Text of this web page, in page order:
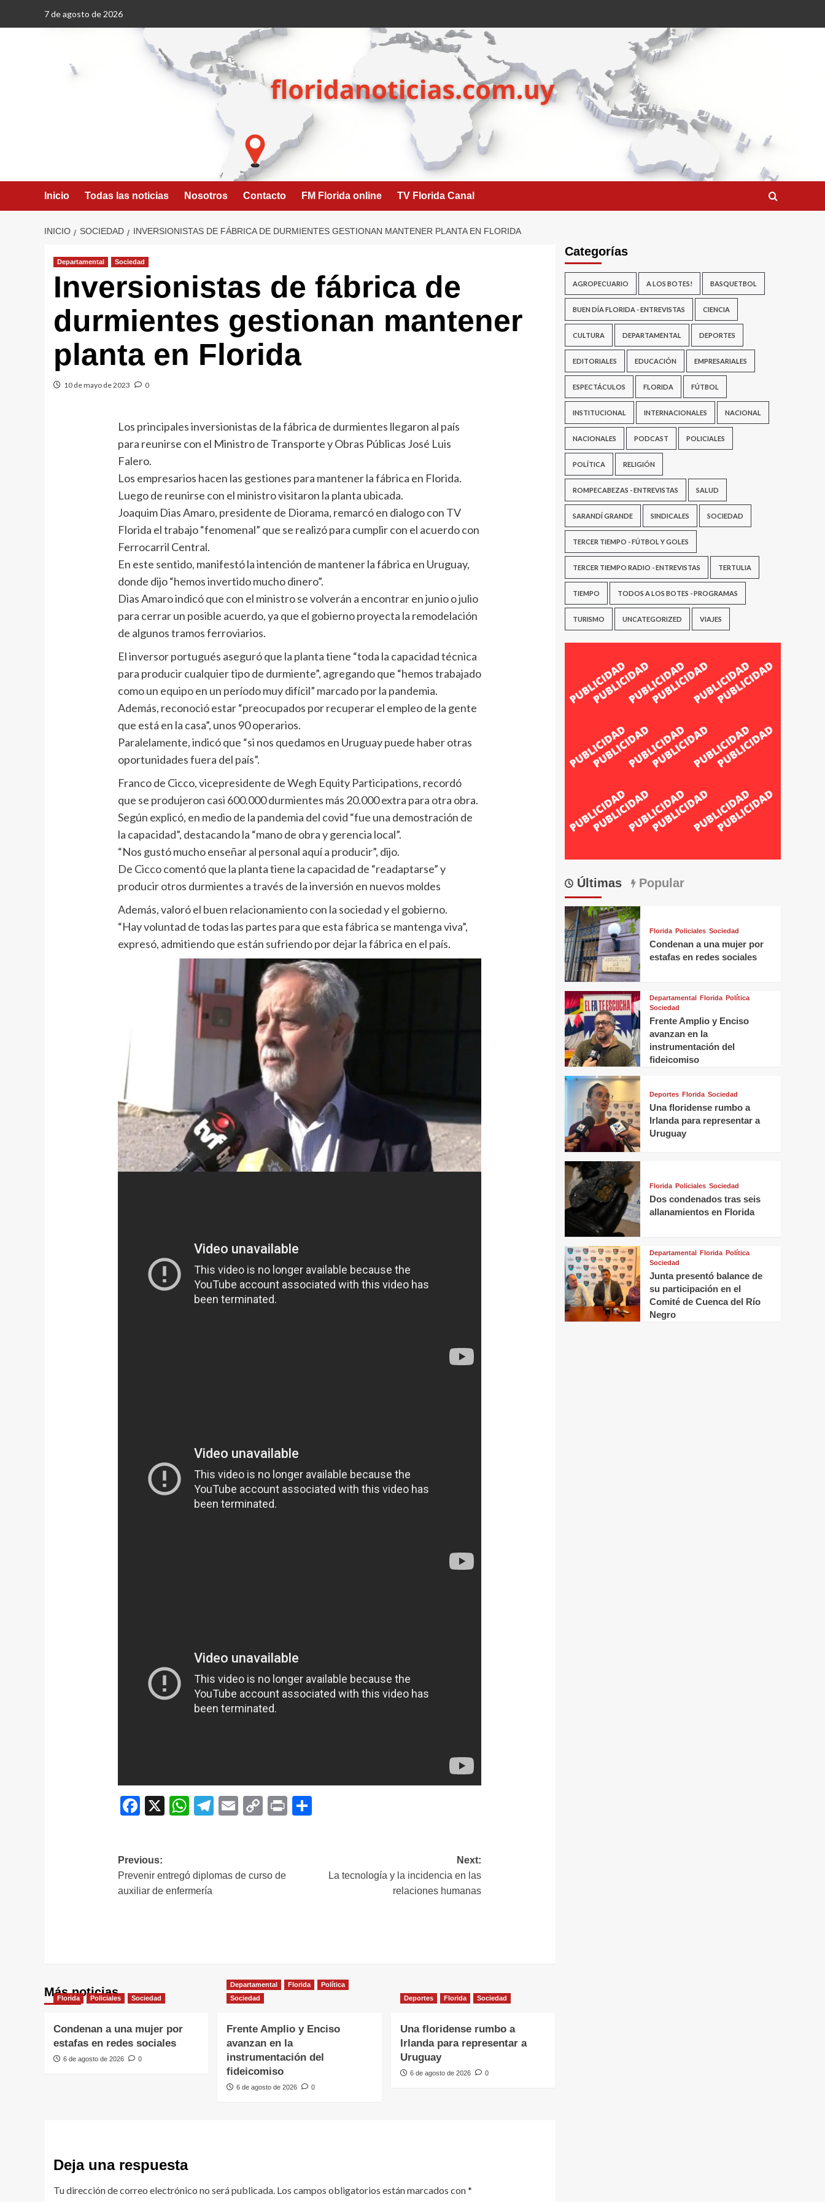
7 de agosto de 2026
Inicio Todas las noticias Nosotros Contacto FM Florida online TV Florida Canal
INICIO SOCIEDAD INVERSIONISTAS DE FÁBRICA DE DURMIENTES GESTIONAN MANTENER PLANTA EN FLORIDA
Departamental Sociedad
Inversionistas de fábrica de
durmientes gestionan mantener
planta en Florida
10 de mayo de 2023 0
Los principales inversionistas de la fábrica de durmientes llegaron al país
para reunirse con el Ministro de Transporte y Obras Públicas José Luis
Falero.
Los empresarios hacen las gestiones para mantener la fábrica en Florida.
Luego de reunirse con el ministro visitaron la planta ubicada.
Joaquim Dias Amaro, presidente de Diorama, remarcó en dialogo con TV
Florida el trabajo “fenomenal” que se realizó para cumplir con el acuerdo con
Ferrocarril Central.
En este sentido, manifestó la intención de mantener la fábrica en Uruguay,
donde dijo “hemos invertido mucho dinero”.
Dias Amaro indicó que con el ministro se volverán a encontrar en junio o julio
para cerrar un posible acuerdo, ya que el gobierno proyecta la remodelación
de algunos tramos ferroviarios.
El inversor portugués aseguró que la planta tiene “toda la capacidad técnica
para producir cualquier tipo de durmiente”, agregando que “hemos trabajado
como un equipo en un período muy difícil” marcado por la pandemia.
Además, reconoció estar “preocupados por recuperar el empleo de la gente
que está en la casa”, unos 90 operarios.
Paralelamente, indicó que “si nos quedamos en Uruguay puede haber otras
oportunidades fuera del país”.
Franco de Cicco, vicepresidente de Wegh Equity Participations, recordó
que se produjeron casi 600.000 durmientes más 20.000 extra para otra obra.
Según explicó, en medio de la pandemia del covid “fue una demostración de
la capacidad”, destacando la “mano de obra y gerencia local”.
“Nos gustó mucho enseñar al personal aquí a producir”, dijo.
De Cicco comentó que la planta tiene la capacidad de “readaptarse” y
producir otros durmientes a través de la inversión en nuevos moldes
Además, valoró el buen relacionamiento con la sociedad y el gobierno.
“Hay voluntad de todas las partes para que esta fábrica se mantenga viva”,
expresó, admitiendo que están sufriendo por dejar la fábrica en el país.
Facebook
X WhatsApp
Telegram
EmailCopyPrint
Navegación
de
Previous:
Prevenir entregó diplomas de curso de
auxiliar de enfermería
Next:
La tecnología y la incidencia en las
relaciones humanas
Más noticias
Florida Policiales Sociedad
Condenan a una mujer por
estafas en redes sociales
6 de agosto de 2026 0
Departamental Florida
Política
Sociedad
Frente Amplio y Enciso
avanzan en la
instrumentación del
fideicomiso
6 de agosto de 2026 0
Deportes Florida Sociedad
Una floridense rumbo a
Irlanda para representar a
Uruguay
6 de agosto de 2026 0
Deja una respuesta
Tu dirección de correo electrónico no será publicada. Los campos obligatorios están marcados con*
Categorías
AGROPECUARIO A LOS BOTES! BASQUETBOL
BUEN DÍA FLORIDA - ENTREVISTAS CIENCIA
CULTURA DEPARTAMENTAL DEPORTES
EDITORIALES EDUCACIÓN EMPRESARIALES
ESPECTÁCULOS FLORIDA FÚTBOL
INSTITUCIONAL INTERNACIONALES NACIONAL
NACIONALES PODCAST POLICIALES
POLÍTICA RELIGIÓN
ROMPECABEZAS - ENTREVISTAS SALUD
SARANDÍ GRANDE SINDICALES SOCIEDAD
TERCER TIEMPO - FÚTBOL Y GOLES
TERCER TIEMPO RADIO - ENTREVISTAS TERTULIA
TIEMPO TODOS A LOS BOTES - PROGRAMAS
TURISMO UNCATEGORIZED VIAJES
Últimas Popular
Florida Policiales Sociedad
Condenan a una mujer por
estafas en redes sociales
Departamental Florida Política
Sociedad
Frente Amplio y Enciso
avanzan en la
instrumentación del
fideicomiso
Deportes Florida Sociedad
Una floridense rumbo a
Irlanda para representar a
Uruguay
Florida Policiales Sociedad
Dos condenados tras seis
allanamientos en Florida
Departamental Florida Política
Sociedad
Junta presentó balance de
su participación en el
Comité de Cuenca del Río
Negro